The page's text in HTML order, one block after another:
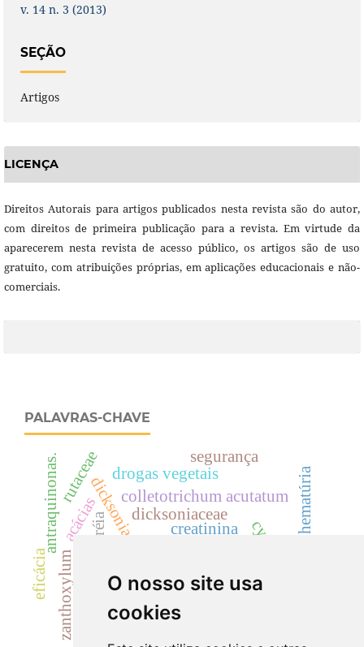
O nosso site usa
cookies
v. 14 n. 3 (2013)
SEÇÃO
Artigos
LICENÇA
Direitos Autorais para artigos publicados nesta revista são do autor,
com direitos de primeira publicação para a revista. Em virtude da
aparecerem nesta revista de acesso público, os artigos são de uso
gratuito, com atribuições próprias, em aplicações educacionais e não-
comerciais.
PALAVRAS-CHAVE
creatinina
dicksoniaceae
dicksonia sellowiana
colletotrichum acutatum
fusarium oxysporum
acácias
cilindrúria.
uréia hematúria
drogas vegetais
radiação gama
landrace
zanthoxylum
rutaceae
antracnose
antraquinonas. segurança
eficácia
cyp